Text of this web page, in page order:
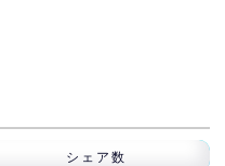
シェア数